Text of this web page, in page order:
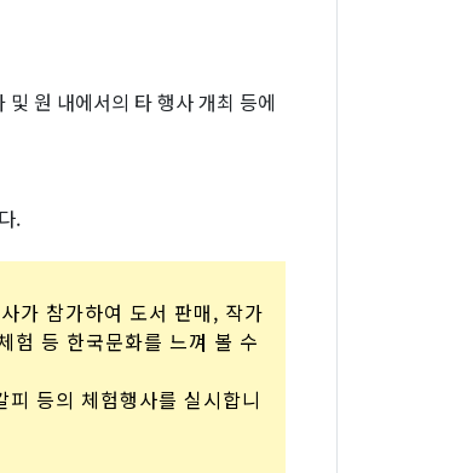
원 내에서의 타 행사 개최 등에
.
가 참가하여 도서 판매, 작가
험 등 한국문화를 느껴 볼 수
등의 체험행사를 실시합니